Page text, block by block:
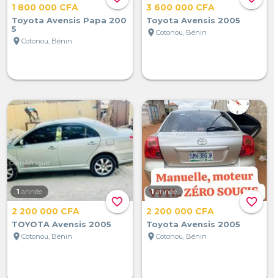
1 800 000 CFA
Toyota Avensis Papa 200
5
location_on Cotonou, Bénin
3 600 000 CFA
Toyota Avensis 2005
location_on Cotonou, Bénin
favorite_border
1 année
2 200 000 CFA
TOYOTA Avensis 2005
location_on Cotonou, Bénin
favorite_border
1 année
2 200 000 CFA
Toyota Avensis 2005
location_on Cotonou, Bénin